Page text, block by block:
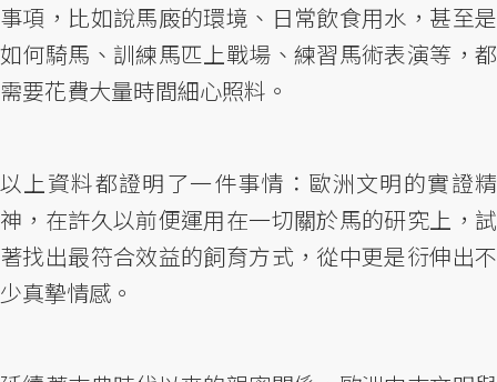
事項，比如說馬廄的環境、日常飲食用水，甚至是
如何騎馬、訓練馬匹上戰場、練習馬術表演等，都
需要花費大量時間細心照料。
以上資料都證明了一件事情：歐洲文明的實證精
神，在許久以前便運用在一切關於馬的研究上，試
著找出最符合效益的飼育方式，從中更是衍伸出不
少真摯情感。